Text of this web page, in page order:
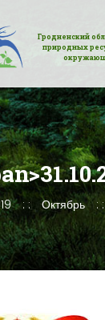
Гродненский
природных
Октябрь